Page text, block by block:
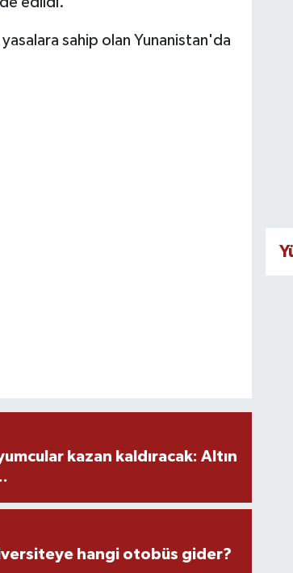
sahip olan Yunanistan'da
kazan kaldıracak: Altın
hangi otobüs gider?